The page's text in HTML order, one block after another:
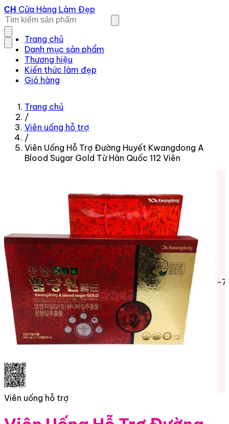
CH Cửa Hàng Làm Đẹp
Trang chủ
Danh mục sản phẩm
Thương hiệu
Kiến thức làm đẹp
Giỏ hàng
Trang chủ
/
Viên uống hỗ trợ
/
Viên Uống Hỗ Trợ Đường Huyết Kwangdong A
Blood Sugar Gold Từ Hàn Quốc 112 Viên
-
Viên uống hỗ trợ